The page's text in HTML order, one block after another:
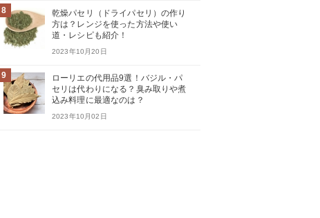
8
乾燥パセリ（ドライパセリ）の作り
方は？レンジを使った方法や使い
道・レシピも紹介！
2023年10月20日
9
ローリエの代用品9選！バジル・パ
セリは代わりになる？臭み取りや煮
込み料理に最適なのは？
2023年10月02日